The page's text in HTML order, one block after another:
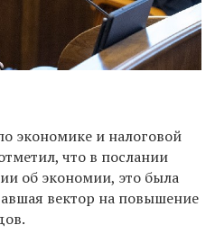
экономике и налоговой
что в послании
об экономии, это была
вектор на повышение